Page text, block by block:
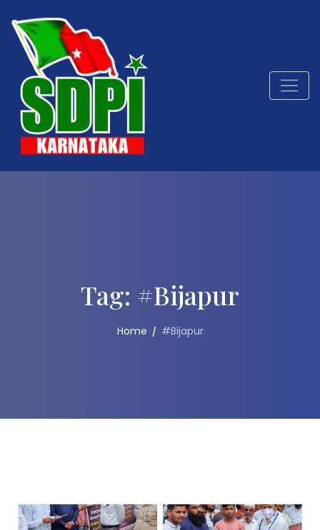
Tag: #Bijapur
Home #Bijapur